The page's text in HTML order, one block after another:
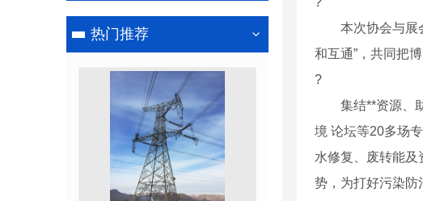
热门推荐
本次协会与展会
和互通”，共同把
?
集结**资源、助
境 论坛等20多场
水修复、废转能
势，为打好污染防